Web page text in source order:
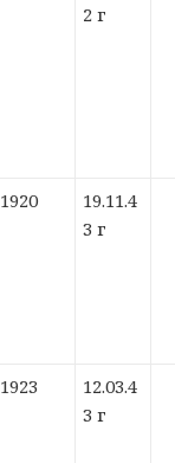
2 г
1920
19.11.4
3 г
1923
12.03.4
3 г